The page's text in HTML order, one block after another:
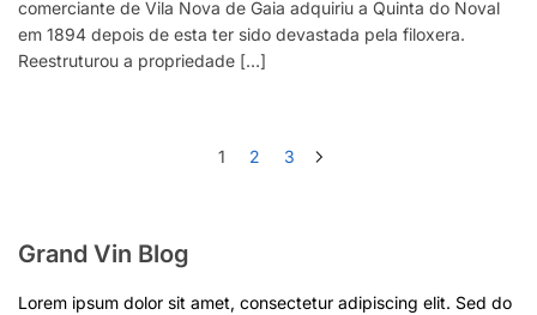
comerciante de Vila Nova de Gaia adquiriu a Quinta do Noval
em 1894 depois de esta ter sido devastada pela filoxera.
Reestruturou a propriedade […]
1 2 3
Grand Vin Blog
Lorem ipsum dolor sit amet, consectetur adipiscing elit. Sed do